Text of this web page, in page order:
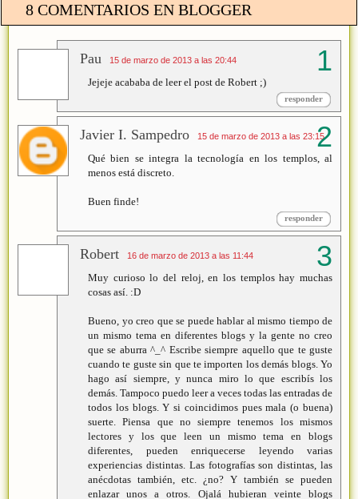
8 COMENTARIOS EN BLOGGER
Pau 15 de marzo de 2013 a las 20:44
Jejeje acababa de leer el post de Robert ;)
responder
Javier I. Sampedro 15 de marzo de 2013 a las 23:15
Qué bien se integra la tecnología en los templos, al
menos está discreto.
Buen finde!
responder
Robert 16 de marzo de 2013 a las 11:44
Muy curioso lo del reloj, en los templos hay muchas
cosas así. :D
Bueno, yo creo que se puede hablar al mismo tiempo de
un mismo tema en diferentes blogs y la gente no creo
que se aburra ^_^ Escribe siempre aquello que te guste
cuando te guste sin que te importen los demás blogs. Yo
hago así siempre, y nunca miro lo que escribís los
demás. Tampoco puedo leer a veces todas las entradas de
todos los blogs. Y si coincidimos pues mala (o buena)
suerte. Piensa que no siempre tenemos los mismos
lectores y los que leen un mismo tema en blogs
diferentes, pueden enriquecerse leyendo varias
experiencias distintas. Las fotografías son distintas, las
anécdotas también, etc. ¿no? Y también se pueden
enlazar unos a otros. Ojalá hubieran veinte blogs